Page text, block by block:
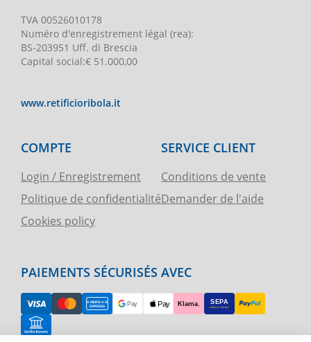
TVA 00526010178
Numéro d'enregistrement légal (rea):
BS-203951 Uff. di Brescia
Capital social:€ 51.000,00
www.retificioribola.it
COMPTE
Login / Enregistrement
Politique de confidentialité
Cookies policy
SERVICE CLIENT
Conditions de vente
Demander de l'aide
PAIEMENTS SÉCURISÉS AVEC